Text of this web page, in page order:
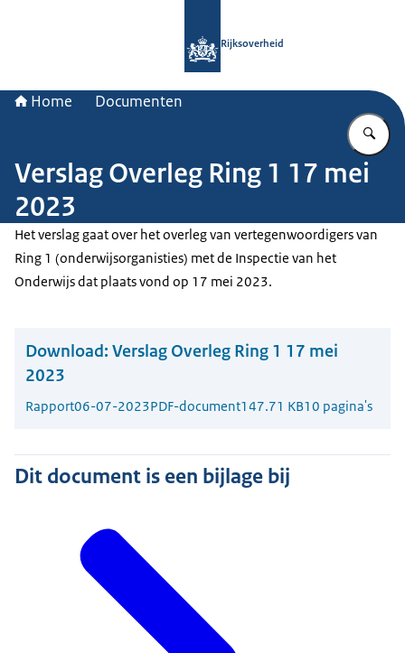
Rijksoverheid
Home Documenten
Verslag Overleg Ring 1 17 mei
2023
Het verslag gaat over het overleg van vertegenwoordigers van
Ring 1 (onderwijsorganisties) met de Inspectie van het
Onderwijs dat plaats vond op 17 mei 2023.
Download: Verslag Overleg Ring 1 17 mei
2023
Rapport06-07-2023PDF-document147.71 KB10 pagina's
Dit document is een bijlage bij